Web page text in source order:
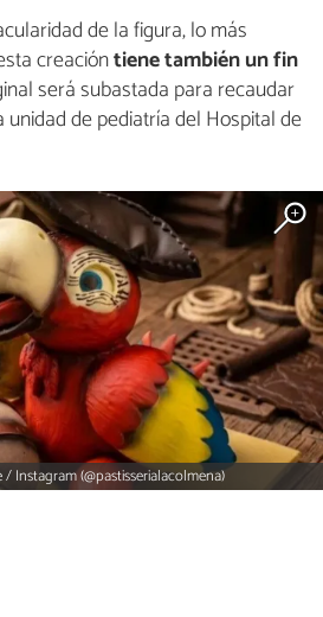
de la figura, lo más
creacióntiene también un fin
será subastada para recaudar
de pediatría del Hospital de
Instagram (@pastisserialacolmena)